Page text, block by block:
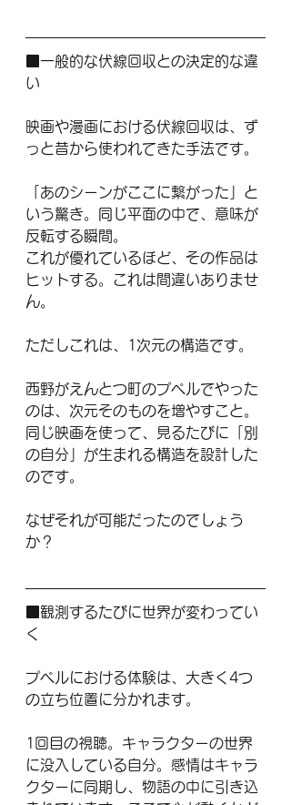
■一般的な伏線回収との決定的な違
い
映画や漫画における伏線回収は、ず
っと昔から使われてきた手法です。
「あのシーンがここに繋がった」と
いう驚き。同じ平面の中で、意味が
反転する瞬間。
これが優れているほど、その作品は
ヒットする。これは間違いありませ
ん。
ただしこれは、1次元の構造です。
西野がえんとつ町のプペルでやった
のは、次元そのものを増やすこと。
同じ映画を使って、見るたびに「別
の自分」が生まれる構造を設計した
のです。
なぜそれが可能だったのでしょう
か？
■観測するたびに世界が変わってい
く
プペルにおける体験は、大きく4つ
の立ち位置に分かれます。
1回目の視聴。キャラクターの世界
に没入している自分。感情はキャラ
クターに同期し、物語の中に引き込